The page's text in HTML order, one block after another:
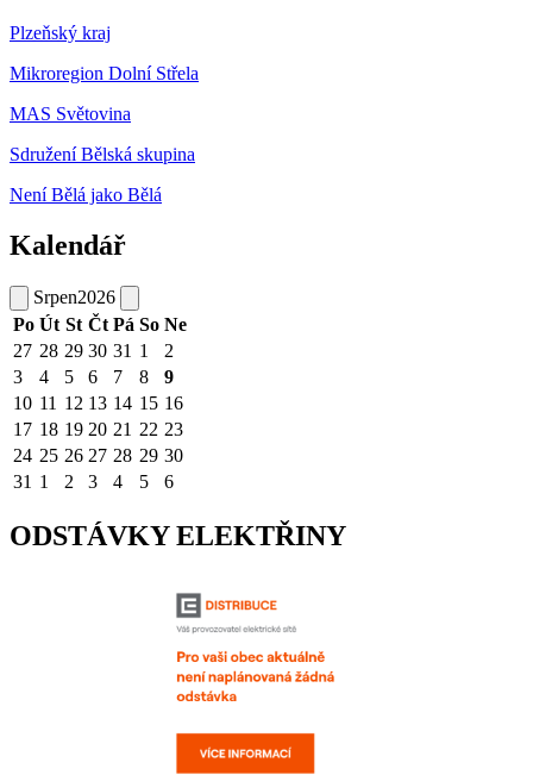
Plzeňský kraj
Mikroregion Dolní Střela
MAS Světovina
Sdružení Bělská skupina
Není Bělá jako Bělá
Kalendář
Srpen2026
Po Út St Čt Pá So Ne
27 28 29 30 31 1
2
3
4 5 6 7 8
9
10 11 12 13 14 15 16
17 18 19 20 21 22 23
24 25 26 27 28 29 30
31 1 2 3 4 5 6
ODSTÁVKY ELEKTŘINY